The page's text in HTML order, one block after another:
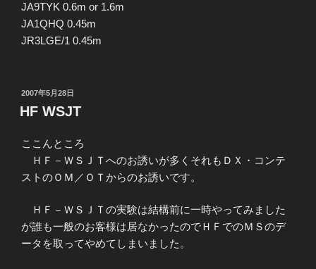
JA9TYK 0.6m or 1.6m
JA1QHQ 0.45m
JR3LGE/1 0.45m
投
稿
日:
2007年5月28日
HF WSJT
ここんところ
ＨＦ－ＷＳＪＴへのお誘いが多くそれもＤＸ・コンテ
ストのＯＭ／ＯＴからのお誘いです。
ＨＦ－ＷＳＪＴの実験は結構前に一時やってみました
が誰も一般のお客様は居なかったのでＨＦでのＭＳのデ
ータを取ってやめてしまいました。